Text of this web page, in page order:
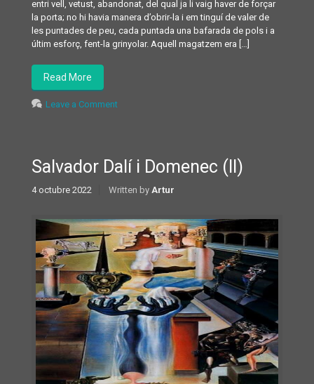
entri vell, vetust, abandonat, del qual ja li vaig haver de forçar
la porta; no hi havia manera d’obrir-la i em tinguí de valer de
les puntades de peu, cada puntada una bafarada de pols i a
últim esforç, fent-la grinyolar. Aquell magatzem era […]
Read More
Leave a Comment
Salvador Dalí i Domenec (II)
4 octubre 2022 Written by Artur